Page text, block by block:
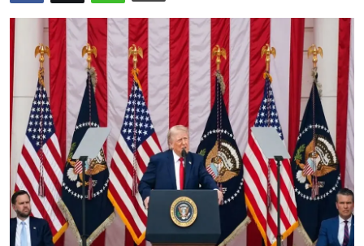
Video
Yazarlar
Arşiv
İletişim
Türkçe Kurdi